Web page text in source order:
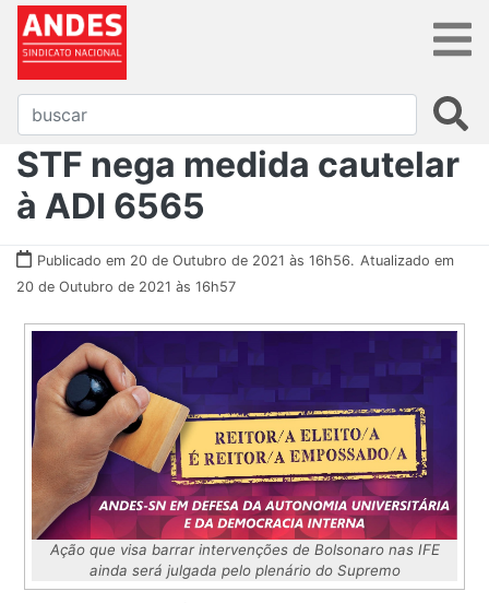
STF nega medida cautelar
à ADI 6565
Publicado em 20 de Outubro de 2021 às 16h56. Atualizado em
20 de Outubro de 2021 às 16h57
Ação que visa barrar intervenções de Bolsonaro nas IFE
ainda será julgada pelo plenário do Supremo